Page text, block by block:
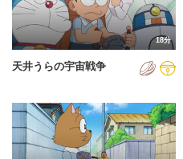
18分
天井うらの宇宙戦争